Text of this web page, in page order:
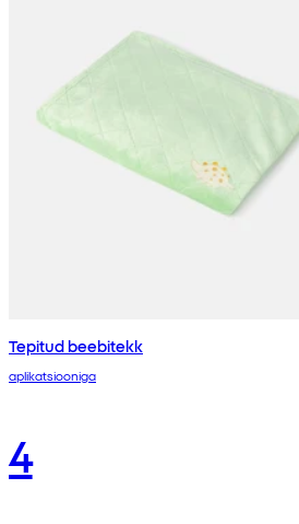
Tepitud beebitekk
aplikatsiooniga
4